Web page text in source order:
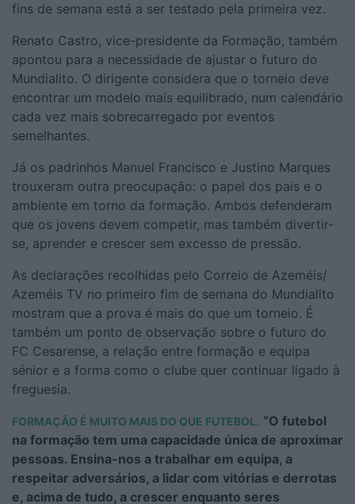
fins de semana está a ser testado pela primeira vez.
Renato Castro, vice-presidente da Formação, também
apontou para a necessidade de ajustar o futuro do
Mundialito. O dirigente considera que o torneio deve
encontrar um modelo mais equilibrado, num calendário
cada vez mais sobrecarregado por eventos
semelhantes.
Já os padrinhos Manuel Francisco e Justino Marques
trouxeram outra preocupação: o papel dos pais e o
ambiente em torno da formação. Ambos defenderam
que os jovens devem competir, mas também divertir-
se, aprender e crescer sem excesso de pressão.
As declarações recolhidas pelo Correio de Azeméis/
Azeméis TV no primeiro fim de semana do Mundialito
mostram que a prova é mais do que um torneio. É
também um ponto de observação sobre o futuro do
FC Cesarense, a relação entre formação e equipa
sénior e a forma como o clube quer continuar ligado à
freguesia.
FORMAÇÃO É MUITO MAIS DO QUE FUTEBOL. “O futebol
na formação tem uma capacidade única de aproximar
pessoas. Ensina-nos a trabalhar em equipa, a
respeitar adversários, a lidar com vitórias e derrotas
e, acima de tudo, a crescer enquanto seres